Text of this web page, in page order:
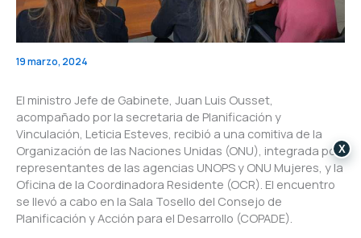
19 marzo, 2024
El ministro Jefe de Gabinete, Juan Luis Ousset,
acompañado por la secretaria de Planificación y
Vinculación, Leticia Esteves, recibió a una comitiva de la
Organización de las Naciones Unidas (ONU), integrada por
representantes de las agencias UNOPS y ONU Mujeres, y la
Oficina de la Coordinadora Residente (OCR). El encuentro
se llevó a cabo en la Sala Tosello del Consejo de
Planificación y Acción para el Desarrollo (COPADE).
X